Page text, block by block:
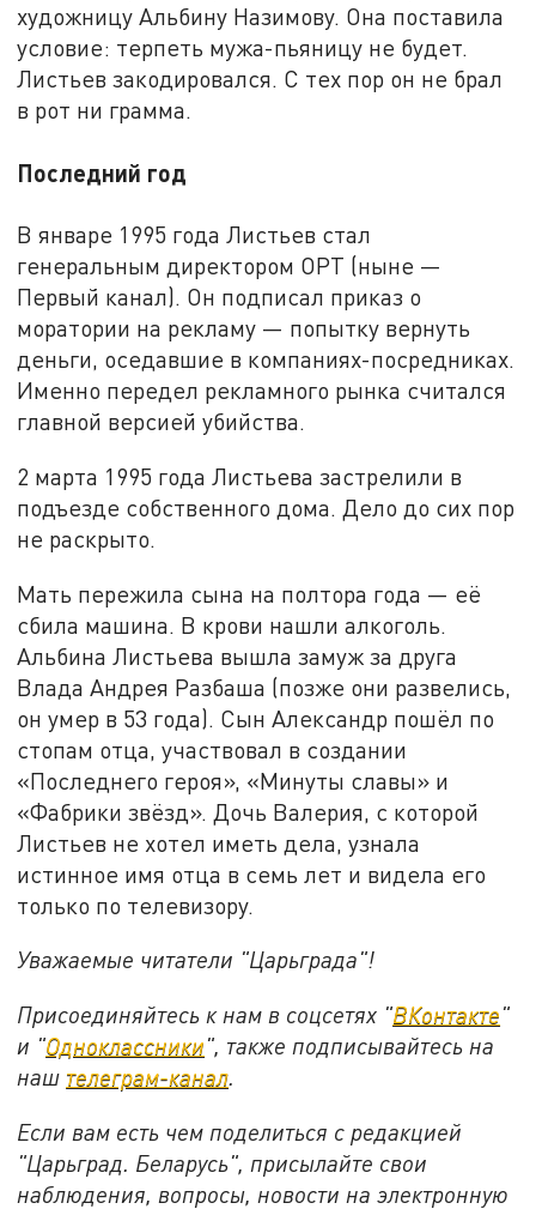
художницу Альбину Назимову. Она поставила
условие: терпеть мужа-пьяницу не будет.
Листьев закодировался. С тех пор он не брал
в рот ни грамма.
Последний год
В январе 1995 года Листьев стал
генеральным директором ОРТ (ныне —
Первый канал). Он подписал приказ о
моратории на рекламу — попытку вернуть
деньги, оседавшие в компаниях-посредниках.
Именно передел рекламного рынка считался
главной версией убийства.
2 марта 1995 года Листьева застрелили в
подъезде собственного дома. Дело до сих пор
не раскрыто.
Мать пережила сына на полтора года — её
сбила машина. В крови нашли алкоголь.
Альбина Листьева вышла замуж за друга
Влада Андрея Разбаша (позже они развелись,
он умер в 53 года). Сын Александр пошёл по
стопам отца, участвовал в создании
«Последнего героя», «Минуты славы» и
«Фабрики звёзд». Дочь Валерия, с которой
Листьев не хотел иметь дела, узнала
истинное имя отца в семь лет и видела его
только по телевизору.
Уважаемые читатели "Царьграда"!
Присоединяйтесь к нам в соцсетях "ВКонтакте"
и "Одноклассники", также подписывайтесь на
наш телеграм-канал.
Если вам есть чем поделиться с редакцией
"Царьград. Беларусь", присылайте свои
наблюдения, вопросы, новости на электронную